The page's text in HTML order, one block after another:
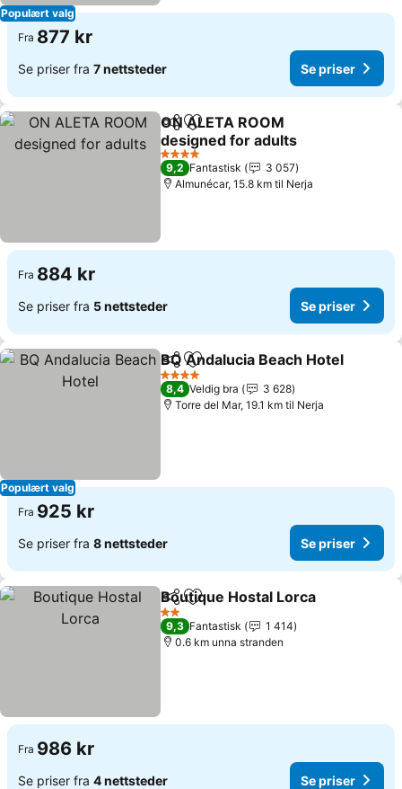
Populært valg
Fra 877 kr
Se priser fra 7 nettsteder Se priser
Del Legg til i favoritter
ON ALETA ROOM
designed for adults
4 Stjerner
9,2 Fantastisk
3 057
Almunécar, 15.8 km til Nerja
Fra 884 kr
Se priser fra 5 nettsteder Se priser
Populært valg
Del Legg til i favoritter
BQ Andalucia Beach Hotel
4 Stjerner
8,4 Veldig bra
3 628
Torre del Mar, 19.1 km til Nerja
Fra 925 kr
Se priser fra 8 nettsteder Se priser
Del Legg til i favoritter
Boutique Hostal Lorca
2 Stjerner
9,3 Fantastisk
1 414
0.6 km unna stranden
Fra 986 kr
Se priser fra 4 nettsteder Se priser